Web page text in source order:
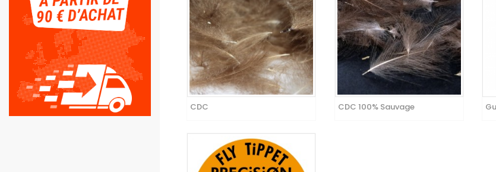
CDC CDC 100% Sauvage